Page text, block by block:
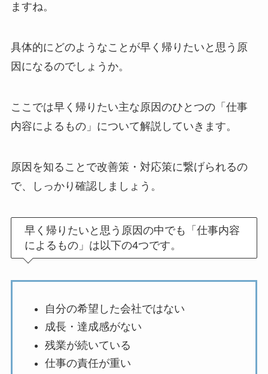
ますね。
具体的にどのようなことが早く帰りたいと思う原
因になるのでしょうか。
ここでは早く帰りたい主な原因のひとつの「仕事
内容によるもの」について解説していきます。
原因を知ることで改善策・対応策に繋げられるの
で、しっかり確認しましょう。
早く帰りたいと思う原因の中でも「仕事内容
によるもの」は以下の4つです。
自分の希望した会社ではない
成長・達成感がない
残業が続いている
仕事の責任が重い